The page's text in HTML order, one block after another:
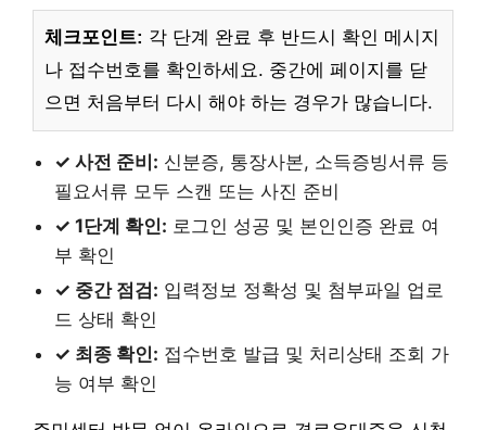
체크포인트: 각 단계 완료 후 반드시 확인 메시지
나 접수번호를 확인하세요. 중간에 페이지를 닫
으면 처음부터 다시 해야 하는 경우가 많습니다.
✓ 사전 준비: 신분증, 통장사본, 소득증빙서류 등
필요서류 모두 스캔 또는 사진 준비
✓ 1단계 확인: 로그인 성공 및 본인인증 완료 여
부 확인
✓ 중간 점검: 입력정보 정확성 및 첨부파일 업로
드 상태 확인
✓ 최종 확인: 접수번호 발급 및 처리상태 조회 가
능 여부 확인